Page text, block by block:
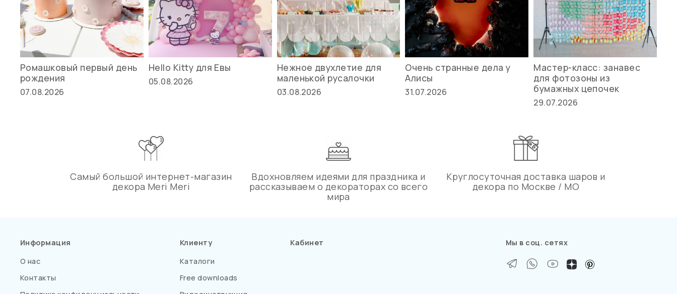
Ромашковый первый день
рождения
07.08.2026
Hello Kitty для Евы
05.08.2026
Нежное двухлетие для
маленькой русалочки
03.08.2026
Очень странные дела у
Алисы
31.07.2026
Мастер-класс: занавес
для фотозоны из
бумажных цепочек
29.07.2026
Самый большой интернет-магазин
декора Meri Meri
Вдохновляем идеями для праздника и
рассказываем о декораторах со всего
мира
Круглосуточная доставка шаров и
декора по Москве / МО
Информация
О нас
Контакты
Клиенту
Каталоги
Free downloads
Кабинет Мы в соц. сетях